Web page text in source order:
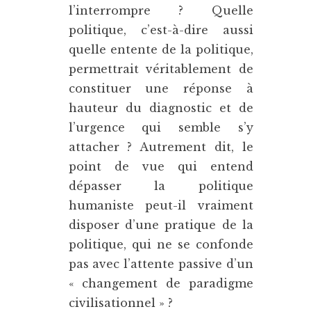
l’interrompre ? Quelle
politique, c’est-à-dire aussi
quelle entente de la politique,
permettrait véritablement de
constituer une réponse à
hauteur du diagnostic et de
l’urgence qui semble s’y
attacher ? Autrement dit, le
point de vue qui entend
dépasser la politique
humaniste peut-il vraiment
disposer d’une pratique de la
politique, qui ne se confonde
pas avec l’attente passive d’un
« changement de paradigme
civilisationnel » ?